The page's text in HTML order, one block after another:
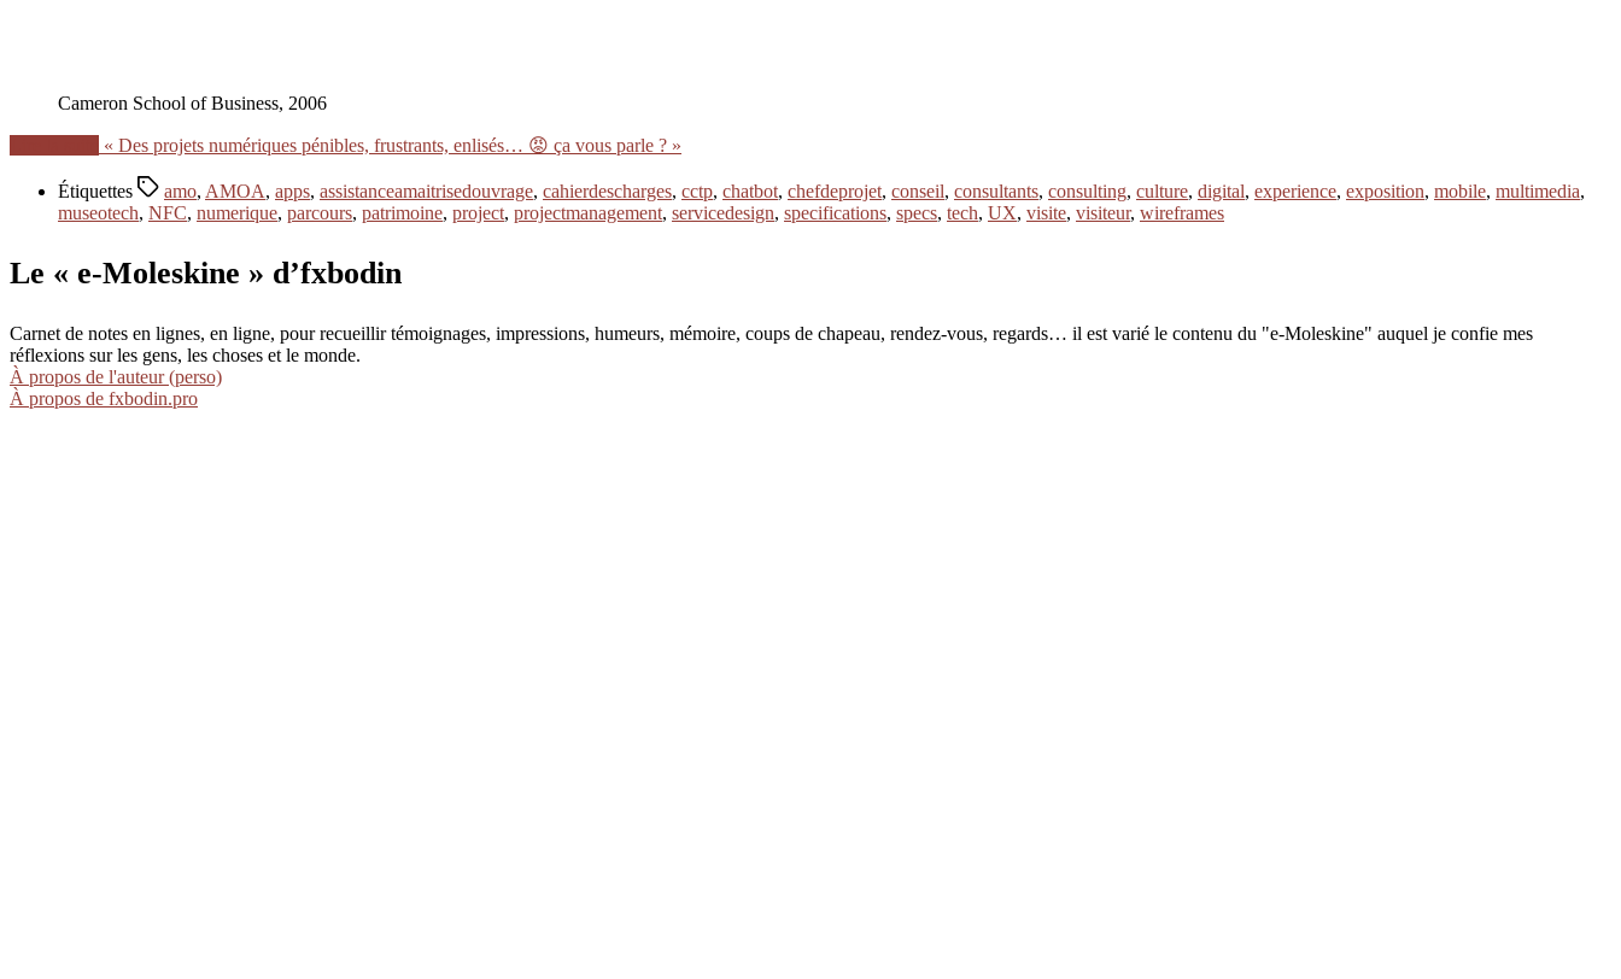
Cameron School of Business, 2006
« Des projets numériques pénibles, frustrants, enlisés… 😡 ça vous parle ? »
Étiquettes amo, AMOA, apps, assistanceamaitrisedouvrage, cahierdescharges, cctp, chatbot, chefdeprojet, conseil, consultants, consulting, culture, digital, experience, exposition, mobile, multimedia,
museotech, NFC, numerique, parcours, patrimoine, project, projectmanagement, servicedesign, specifications, specs, tech, UX, visite, visiteur, wireframes
Le « e-Moleskine » d’fxbodin
Carnet de notes en lignes, en ligne, pour recueillir témoignages, impressions, humeurs, mémoire, coups de chapeau, rendez-vous, regards… il est varié le contenu du "e-Moleskine" auquel je confie mes
réflexions sur les gens, les choses et le monde.
À propos de l'auteur (perso)
À propos de fxbodin.pro